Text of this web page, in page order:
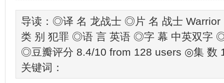
导读：◎译 名 龙战士 ◎片 名 战士
类 别 犯罪 ◎语 言 英语 ◎字 幕 中英双字
◎豆瓣评分 8.4/10 from 128 users ◎集 数
关键词：